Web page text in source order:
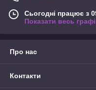
Сьогодні працює з
Показати весь
Про нас
Контакти